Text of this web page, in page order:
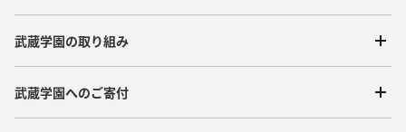
武蔵学園の取り組み
武蔵学園へのご寄付